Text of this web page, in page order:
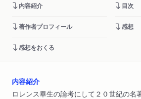
内容紹介 目次
著作者プロフィール 感想
感想をおくる
内容紹介
ロレンス畢生の論考にして２０世紀の名